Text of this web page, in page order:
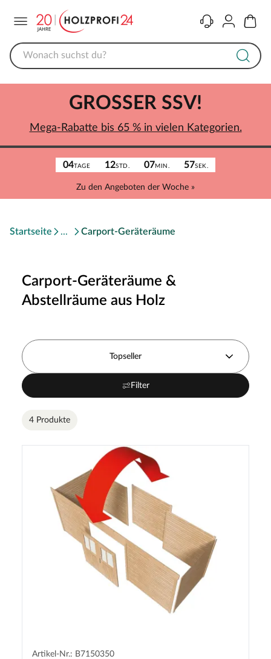
KontaktKonto
04TAGE 12STD. 07MIN. 57SEK.
Zu den Angeboten der Woche »
GROSSER SSV!
Mega-Rabatte bis 65 % in vielen Kategorien.
Startseite Carport-Geräteräume
Carport-Geräteräume &
Abstellräume aus Holz
Topseller
Filter
4 Produkte
Artikel-Nr.: B7150350